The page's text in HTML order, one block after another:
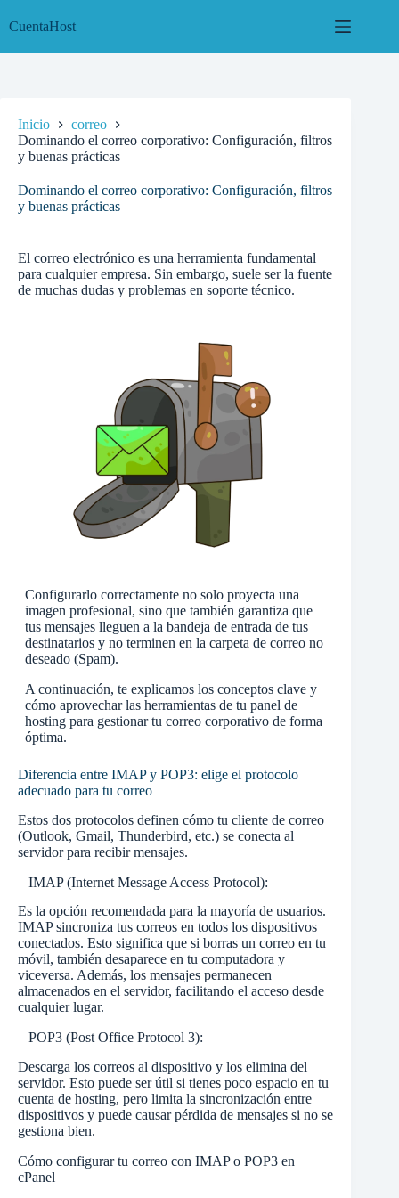
CuentaHost
Inicio
correo
Dominando el correo corporativo: Configuración, filtros
y buenas prácticas
Dominando el correo corporativo: Configuración, filtros
y buenas prácticas
El correo electrónico es una herramienta fundamental
para cualquier empresa. Sin embargo, suele ser la fuente
de muchas dudas y problemas en soporte técnico.
Configurarlo correctamente no solo proyecta una
imagen profesional, sino que también garantiza que
tus mensajes lleguen a la bandeja de entrada de tus
destinatarios y no terminen en la carpeta de correo no
deseado (Spam).
A continuación, te explicamos los conceptos clave y
cómo aprovechar las herramientas de tu panel de
hosting para gestionar tu correo corporativo de forma
óptima.
Diferencia entre IMAP y POP3: elige el protocolo
adecuado para tu correo
Estos dos protocolos definen cómo tu cliente de correo
(Outlook, Gmail, Thunderbird, etc.) se conecta al
servidor para recibir mensajes.
– IMAP (Internet Message Access Protocol):
Es la opción recomendada para la mayoría de usuarios.
IMAP sincroniza tus correos en todos los dispositivos
conectados. Esto significa que si borras un correo en tu
móvil, también desaparece en tu computadora y
viceversa. Además, los mensajes permanecen
almacenados en el servidor, facilitando el acceso desde
cualquier lugar.
– POP3 (Post Office Protocol 3):
Descarga los correos al dispositivo y los elimina del
servidor. Esto puede ser útil si tienes poco espacio en tu
cuenta de hosting, pero limita la sincronización entre
dispositivos y puede causar pérdida de mensajes si no se
gestiona bien.
Cómo configurar tu correo con IMAP o POP3 en
cPanel